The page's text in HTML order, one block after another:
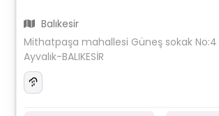
Balıkesir
Mithatpaşa mahallesi Güneş sokak No:4
Ayvalık-BALIKESİR